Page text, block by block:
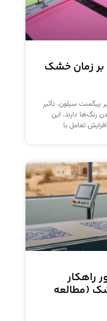
بر زمان خشک
پیگمنت سیلون، تأثیر
رنگ‌ها دارند. این
تعامل با
راهکار
(مطالعه